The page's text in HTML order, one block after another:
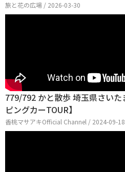
旅と花の広場 / 2026-03-30
779/792 かと散歩 埼玉県さい
ピングカーTOUR】
香桃マサアキOfficial Channel / 2024-09-18